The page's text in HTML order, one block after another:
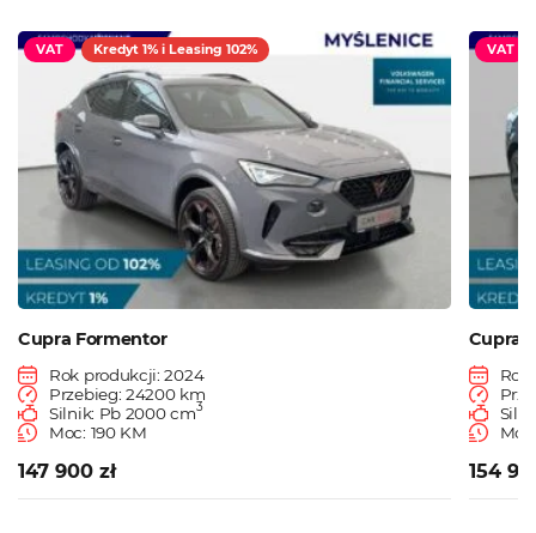
VAT Kredyt 1% i Leasing 102%
Cupra Formentor
Rok produkcji: 2024
Przebieg: 24200 km
Silnik: Pb 2000 cm3
Moc: 190 KM
147 900 zł
VAT
Cupra
Rok
154